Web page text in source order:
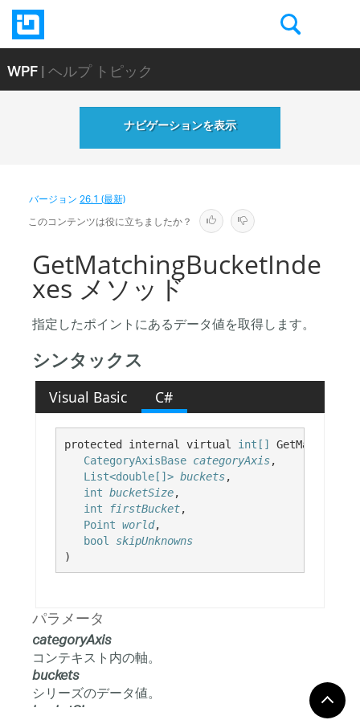
WPF| ヘルプ トピック
ナビゲーションを表示
バージョン26.1 (最新)
このコンテンツは役に立ちましたか？
GetMatchingBucketInde
xes メソッド
指定したポイントにあるデータ値を取得します。
シンタックス
Visual Basic C#
protected internal virtual int[]
CategoryAxisBase categoryAxis,
List<double[]> buckets,
int bucketSize,
int
firstBucket,
Point world,
bool
skipUnknowns
)
パラメータ
categoryAxis
コンテキスト内の軸。
buckets
シリーズのデータ値。
bucketSize